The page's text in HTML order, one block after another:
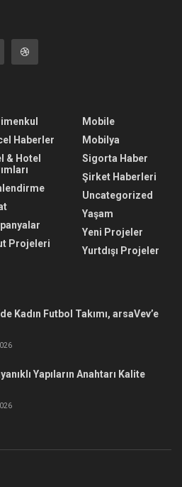
Haberler
& Hotel
Projeleri
Mobile
Mobilya
Sigorta Haber
Şirket Haberleri
Uncategorized
Yaşam
Yeni Projeler
Yurtdışı Projeler
Kadın Futbol Takımı, arsaVev’e
Yapıların Anahtarı Kalite